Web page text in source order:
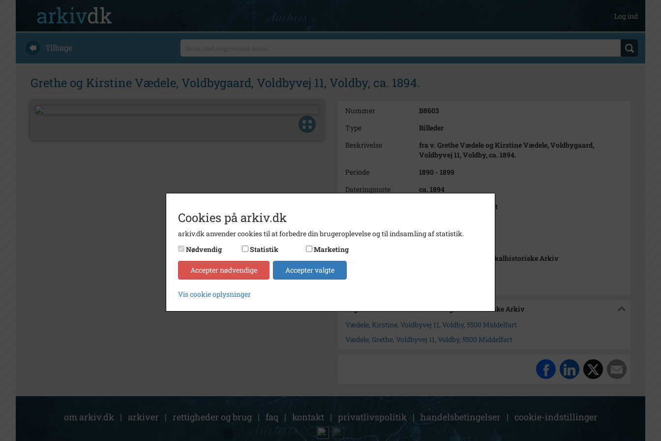
Log ind
Tilbage
Grethe og Kirstine Vædele, Voldbygaard, Voldbyvej 11, Voldby, ca. 1894.
Nummer
B8603
Type
Billeder
Beskrivelse
fra v. Grethe Vædele og Kirstine Vædele, Voldbygaard,
Voldbyvej 11, Voldby, ca. 1894.
Periode
1890 - 1899
Dateringsnote
ca. 1894
Carl Liisberg, Middelfart
Se på kort
Kauslunde-Gamborg lokalhistoriske Arkiv
Søg videre i Kauslunde-Gamborg lokalhistoriske Arkiv
Vædele, Kirstine, Voldbyvej 11, Voldby, 5500 Middelfart
Vædele, Grethe, Voldbyvej 11, Voldby, 5500 Middelfart
om arkiv.dk | arkiver | rettigheder og brug | faq | kontakt | privatlivspolitik | handelsbetingelser | cookie-indstillinger
Cookies på arkiv.dk
arkiv.dk anvender cookies til at forbedre din brugeroplevelse og til indsamling af statistik.
Nødvendig
Statistik Marketing
Accepter nødvendige Accepter valgte
Vis cookie oplysninger